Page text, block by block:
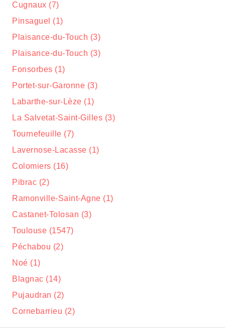
Cugnaux (7)
Pinsaguel (1)
Plaisance-du-Touch (3)
Plaisance-du-Touch (3)
Fonsorbes (1)
Portet-sur-Garonne (3)
Labarthe-sur-Lèze (1)
La Salvetat-Saint-Gilles (3)
Tournefeuille (7)
Lavernose-Lacasse (1)
Colomiers (16)
Pibrac (2)
Ramonville-Saint-Agne (1)
Castanet-Tolosan (3)
Toulouse (1547)
Péchabou (2)
Noé (1)
Blagnac (14)
Pujaudran (2)
Cornebarrieu (2)